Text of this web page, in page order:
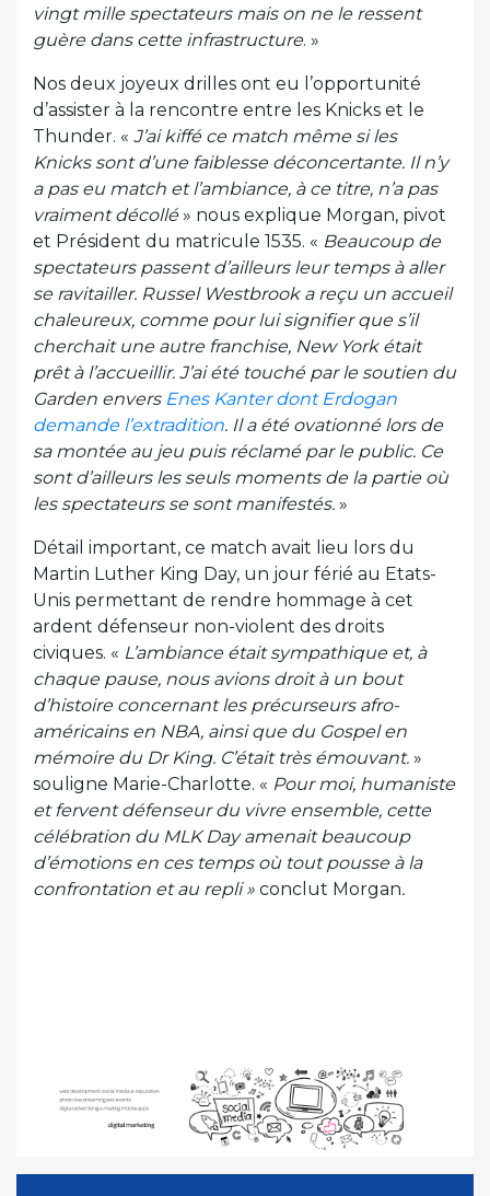
vingt mille spectateurs mais on ne le ressent
guère dans cette infrastructure. »
Nos deux joyeux drilles ont eu l’opportunité
d’assister à la rencontre entre les Knicks et le
Thunder. « J’ai kiffé ce match même si les
Knicks sont d’une faiblesse déconcertante. Il n’y
a pas eu match et l’ambiance, à ce titre, n’a pas
vraiment décollé» nous explique Morgan, pivot
et Président du matricule 1535. « Beaucoup de
spectateurs passent d’ailleurs leur temps à aller
se ravitailler. Russel Westbrook a reçu un accueil
chaleureux, comme pour lui signifier que s’il
cherchait une autre franchise, New York était
prêt à l’accueillir. J’ai été touché par le soutien du
Garden envers Enes Kanter dont Erdogan
demande l’extradition. Il a été ovationné lors de
sa montée au jeu puis réclamé par le public. Ce
sont d’ailleurs les seuls moments de la partie où
les spectateurs se sont manifestés. »
Détail important, ce match avait lieu lors du
Martin Luther King Day, un jour férié au Etats-
Unis permettant de rendre hommage à cet
ardent défenseur non-violent des droits
civiques. « L’ambiance était sympathique et, à
chaque pause, nous avions droit à un bout
d’histoire concernant les précurseurs afro-
américains en NBA, ainsi que du Gospel en
mémoire du Dr King. C’était très émouvant. »
souligne Marie-Charlotte. « Pour moi, humaniste
et fervent défenseur du vivre ensemble, cette
célébration du MLK Day amenait beaucoup
d’émotions en ces temps où tout pousse à la
confrontation et au repli » conclut Morgan.